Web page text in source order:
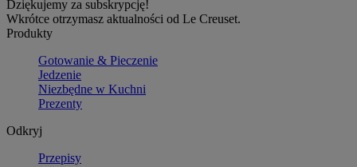
Dziękujemy za subskrypcję!
Wkrótce otrzymasz aktualności od Le Creuset.
Produkty
Gotowanie & Pieczenie
Jedzenie
Niezbędne w Kuchni
Prezenty
Odkryj
Przepisy